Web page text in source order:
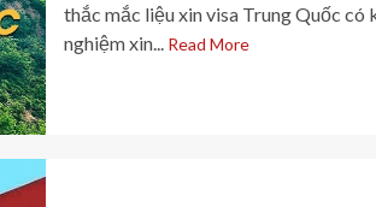
thắc mắc liệu xin visa Trung Quốc có
nghiệm xin...
Read More